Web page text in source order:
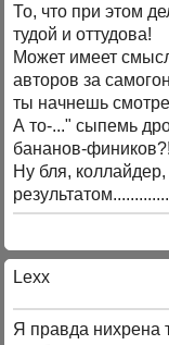
То, что при этом
тудой и оттудова!
Может имеет
авторов за
ты начнешь
А то-..." сыпемь
бананов-
Ну бля,
Lexx
Я правда нихрена